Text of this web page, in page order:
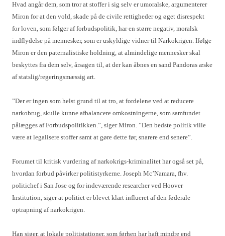
Hvad angår dem, som tror at stoffer i sig selv er umoralske, argumenterer
Miron for at den vold, skade på de civile rettigheder og øget disrespekt
for loven, som følger af forbudspolitik, har en større negativ, moralsk
indflydelse på mennesker, som er uskyldige vidner til Narkokrigen. Ifølge
Miron er den paternalistiske holdning, at almindelige mennesker skal
beskyttes fra dem selv, årsagen til, at der kan åbnes en sand Pandoras æske
af statslig/regeringsmæssig art.
”Der er ingen som helst grund til at tro, at fordelene ved at reducere
narkobrug, skulle kunne afbalancere omkostningerne, som samfundet
pålægges af Forbudspolitikken.”, siger Miron. ”Den bedste politik ville
være at legalisere stoffer samt at gøre dette før, snarere end senere”.
Forumet til kritisk vurdering af narkokrigs-kriminalitet har også set på,
hvordan forbud påvirker politistyrkerne. Joseph Mc’Namara, fhv.
politichef i San Jose og for indeværende researcher ved Hoover
Institution, siger at politiet er blevet klart influeret af den føderale
optrapning af narkokrigen.
Han siger, at lokale politistationer, som førhen har haft mindre end